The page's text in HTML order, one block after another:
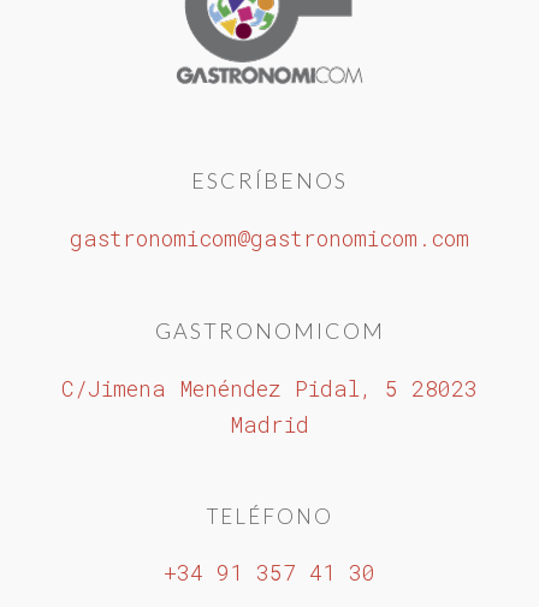
ESCRÍBENOS
gastronomicom@gastronomicom.com
GASTRONOMICOM
C/Jimena Menéndez Pidal, 5 28023
Madrid
TELÉFONO
+34 91 357 41 30